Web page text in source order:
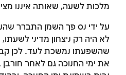
מלכות לשעה, שאותה איננו
על ידי נס פך השמן התברר
לא היה רק ניצחון מדיני לשעתו,
שהשפעתו נמשכת לעד. לכן
את ימי החנוכה גם לאחר
זמן להתחבר